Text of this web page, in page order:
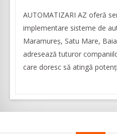
AUTOMATIZARI AZ oferă
implementare sisteme de
Maramureș, Satu Mare,
adresează tuturor
care doresc să atingă